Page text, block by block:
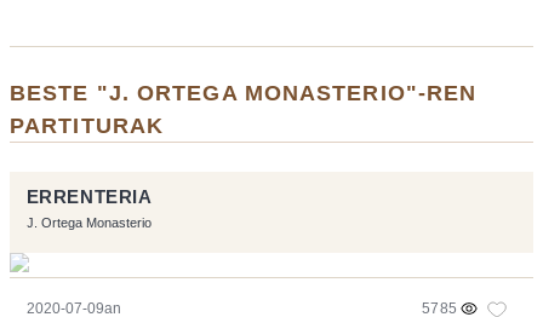
BESTE "J. ORTEGA MONASTERIO"-REN
PARTITURAK
ERRENTERIA
J. Ortega Monasterio
2020-07-09an 5785